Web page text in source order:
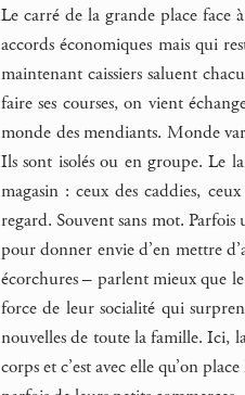
Le carré de la grande place face
accords économiques mais qui
maintenant caissiers saluent
faire ses courses, on vient
monde des mendiants. Monde
Ils sont isolés ou en groupe. Le
magasin : ceux des caddies,
regard. Souvent sans mot.
pour donner envie d’en mettre
écorchures – parlent mieux que
force de leur socialité qui
nouvelles de toute la famille. Ici,
corps et c’est avec elle qu’on